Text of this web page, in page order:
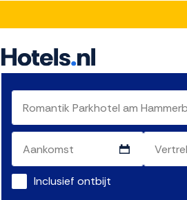
Inclusief ontbijt